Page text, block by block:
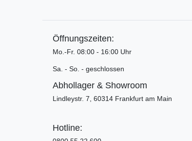
Öffnungszeiten:
Mo.-Fr. 08:00 - 16:00 Uhr
Sa. - So. - geschlossen
Abhollager & Showroom
Lindleystr. 7, 60314 Frankfurt am Main
Hotline: